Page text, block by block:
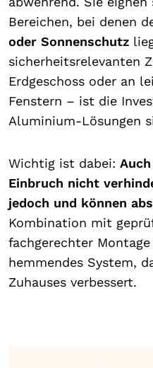
Bereichen, bei denen
oder Sonnenschutz
sicherheitsrelevanten
Erdgeschoss oder an
Fenstern – ist die
Aluminium-Lösungen
Wichtig ist dabei:
Einbruch nicht
jedoch und können
Kombination mit
fachgerechter
hemmendes System,
Zuhauses verbessert.